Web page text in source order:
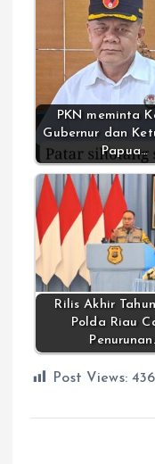
PKN meminta
Gubernur dan
Papua…
Rilis Akhir
Polda Riau
Post Views: 436